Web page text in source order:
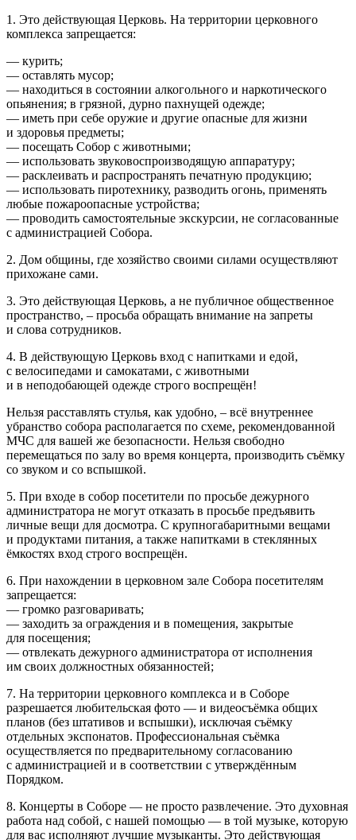
1. Это действующая Церковь. На территории церковного
комплекса запрещается:
— курить;
— оставлять мусор;
— находиться в состоянии алкогольного и наркотического
опьянения; в грязной, дурно пахнущей одежде;
— иметь при себе оружие и другие опасные для жизни
и здоровья предметы;
— посещать Собор с животными;
— использовать звуковоспроизводящую аппаратуру;
— расклеивать и распространять печатную продукцию;
— использовать пиротехнику, разводить огонь, применять
любые пожароопасные устройства;
— проводить самостоятельные экскурсии, не согласованные
с администрацией Собора.
2. Дом общины, где хозяйство своими силами осуществляют
прихожане сами.
3. Это действующая Церковь, а не публичное общественное
пространство, – просьба обращать внимание на запреты
и слова сотрудников.
4. В действующую Церковь вход с напитками и едой,
с велосипедами и самокатами, с животными
и в неподобающей одежде строго воспрещён!
Нельзя расставлять стулья, как удобно, – всё внутреннее
убранство собора располагается по схеме, рекомендованной
МЧС для вашей же безопасности. Нельзя свободно
перемещаться по залу во время концерта, производить съёмку
со звуком и со вспышкой.
5. При входе в собор посетители по просьбе дежурного
администратора не могут отказать в просьбе предъявить
личные вещи для досмотра. С крупногабаритными вещами
и продуктами питания, а также напитками в стеклянных
ёмкостях вход строго воспрещён.
6. При нахождении в церковном зале Собора посетителям
запрещается:
— громко разговаривать;
— заходить за ограждения и в помещения, закрытые
для посещения;
— отвлекать дежурного администратора от исполнения
им своих должностных обязанностей;
7. На территории церковного комплекса и в Соборе
разрешается любительская фото — и видеосъёмка общих
планов (без штативов и вспышки), исключая съёмку
отдельных экспонатов. Профессиональная съёмка
осуществляется по предварительному согласованию
с администрацией и в соответствии с утверждённым
Порядком.
8. Концерты в Соборе — не просто развлечение. Это духовная
работа над собой, с нашей помощью — в той музыке, которую
для вас исполняют лучшие музыканты. Это действующая